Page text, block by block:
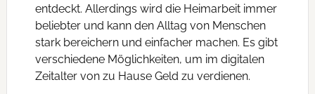
entdeckt. Allerdings wird die Heimarbeit immer
beliebter und kann den Alltag von Menschen
stark bereichern und einfacher machen. Es gibt
verschiedene Möglichkeiten, um im digitalen
Zeitalter von zu Hause Geld zu verdienen.